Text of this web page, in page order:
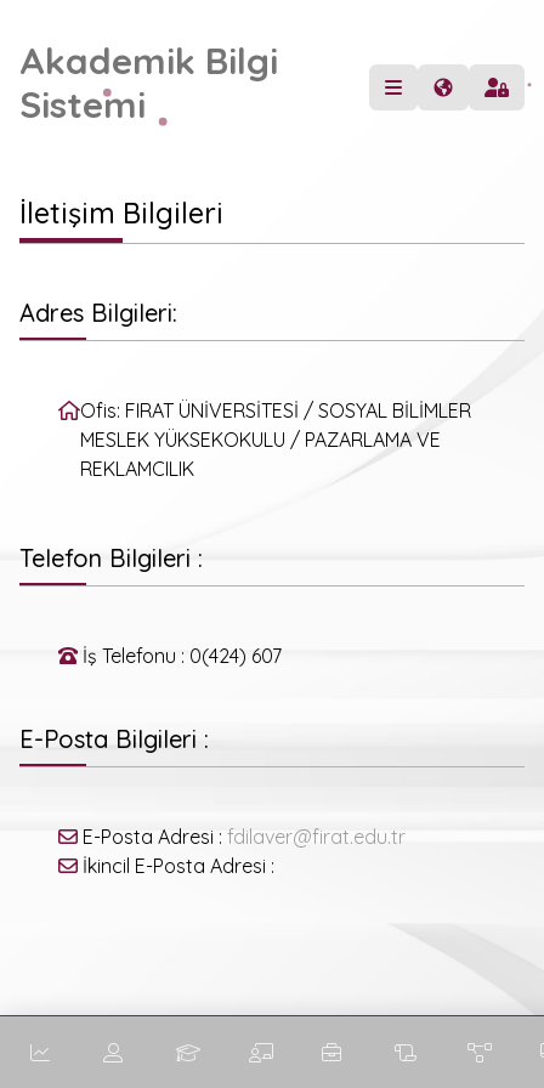
Akademik Bilgi
Sistemi
İletişim Bilgileri
Adres Bilgileri:
Ofis: FIRAT ÜNİVERSİTESİ / SOSYAL BİLİMLER
MESLEK YÜKSEKOKULU / PAZARLAMA VE
REKLAMCILIK
Telefon Bilgileri :
İş Telefonu : 0(424) 607
E-Posta Bilgileri :
E-Posta Adresi : fdilaver@firat.edu.tr
İkincil E-Posta Adresi :